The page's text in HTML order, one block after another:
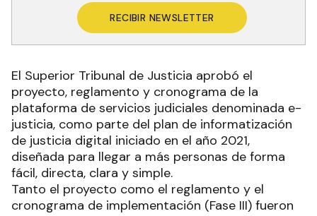
RECIBIR NEWSLETTER
El Superior Tribunal de Justicia aprobó el
proyecto, reglamento y cronograma de la
plataforma de servicios judiciales denominada e-
justicia, como parte del plan de informatización
de justicia digital iniciado en el año 2021,
diseñada para llegar a más personas de forma
fácil, directa, clara y simple.
Tanto el proyecto como el reglamento y el
cronograma de implementación (Fase III) fueron